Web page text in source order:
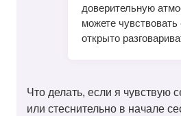
доверительную
можете
открыто
Что делать, если я чувствую
или стеснительно в начале